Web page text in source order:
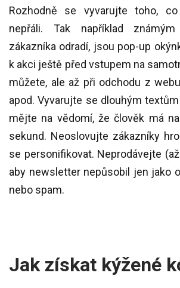
Rozhodně se vyvarujte toho,
nepřáli. Tak například
zákazníka odradí, jsou pop-up
k akci ještě před vstupem na
můžete, ale až při odchodu z
apod. Vyvarujte se dlouhým
mějte na vědomí, že člověk má
sekund. Neoslovujte zákazníky
se personifikovat. Neprodávejte
aby newsletter nepůsobil jen jako
nebo spam.
Jak získat kýžené